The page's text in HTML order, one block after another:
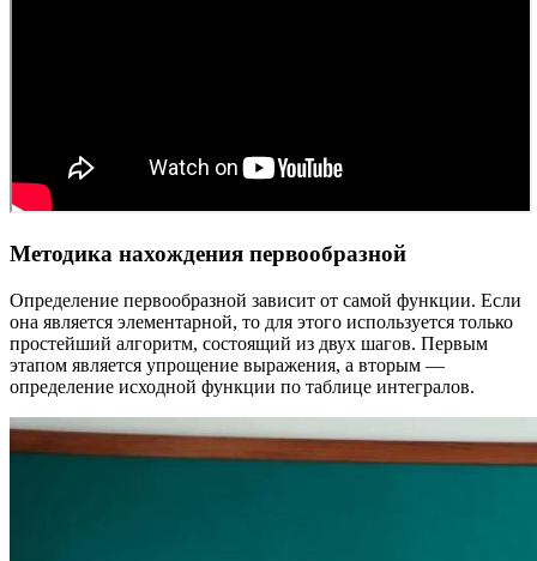
Методика нахождения первообразной
Определение первообразной зависит от самой функции. Если
она является элементарной, то для этого используется только
простейший алгоритм, состоящий из двух шагов. Первым
этапом является упрощение выражения, а вторым —
определение исходной функции по таблице интегралов.